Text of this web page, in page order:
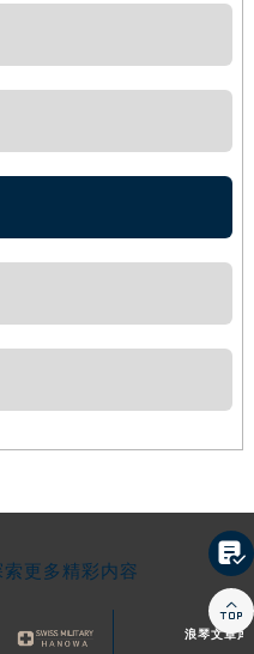
更多精彩内容
浪琴文章库

